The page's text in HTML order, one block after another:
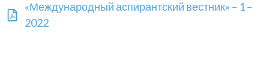
«Международный аспирантский вестник» – 1 –
2022